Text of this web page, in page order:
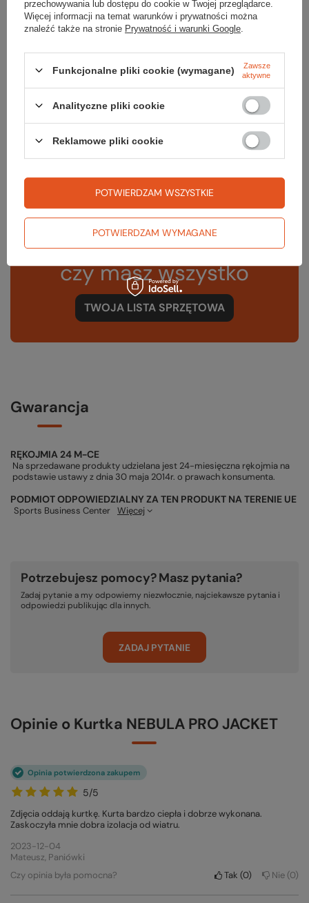
Kaptur
tak, zintegrowany –
nieodpinany
Waga [g]
648
Kolor
beluga
Rodzaj wypełnienia
syntetyk
Kod EAN
821468943537
Sprawdź
czy masz wszystko
TWOJA LISTA SPRZĘTOWA
Gwarancja
RĘKOJMIA 24 M-CE
Na sprzedawane produkty udzielana jest 24-miesięczna rękojmia na
podstawie ustawy z dnia 30 maja 2014r. o prawach konsumenta.
PODMIOT ODPOWIEDZIALNY ZA TEN PRODUKT NA TERENIE UE
Sports Business Center Więcej
Potrzebujesz pomocy? Masz pytania?
Zadaj pytanie a my odpowiemy niezwłocznie, najciekawsze pytania i
odpowiedzi publikując dla innych.
ZADAJ PYTANIE
Opinie o Kurtka NEBULA PRO JACKET
5/5
Opinia potwierdzona zakupem
Zdjęcia oddają kurtkę. Kurta bardzo ciepła i dobrze wykonana.
Zaskoczyła mnie dobra izolacja od wiatru.
2023-12-04
Mateusz, Paniówki
Czy opinia była pomocna?
Tak 0 Nie 0
przechowywania lub dostępu do cookie w Twojej przeglądarce.
Więcej informacji na temat warunków i prywatności można
znaleźć także na stronie Prywatność i warunki Google
Funkcjonalne pliki cookie (wymagane)
Zawsze
aktywne
Analityczne pliki cookie
Reklamowe pliki cookie
POTWIERDZAM WYMAGANE
POTWIERDZAM WSZYSTKIE